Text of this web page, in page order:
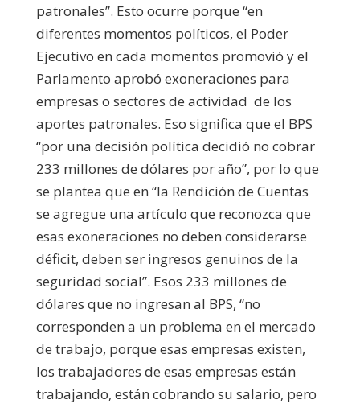
patronales”. Esto ocurre porque “en
diferentes momentos políticos, el Poder
Ejecutivo en cada momentos promovió y el
Parlamento aprobó exoneraciones para
empresas o sectores de actividad de los
aportes patronales. Eso significa que el BPS
“por una decisión política decidió no cobrar
233 millones de dólares por año”, por lo que
se plantea que en “la Rendición de Cuentas
se agregue una artículo que reconozca que
esas exoneraciones no deben considerarse
déficit, deben ser ingresos genuinos de la
seguridad social”. Esos 233 millones de
dólares que no ingresan al BPS, “no
corresponden a un problema en el mercado
de trabajo, porque esas empresas existen,
los trabajadores de esas empresas están
trabajando, están cobrando su salario, pero